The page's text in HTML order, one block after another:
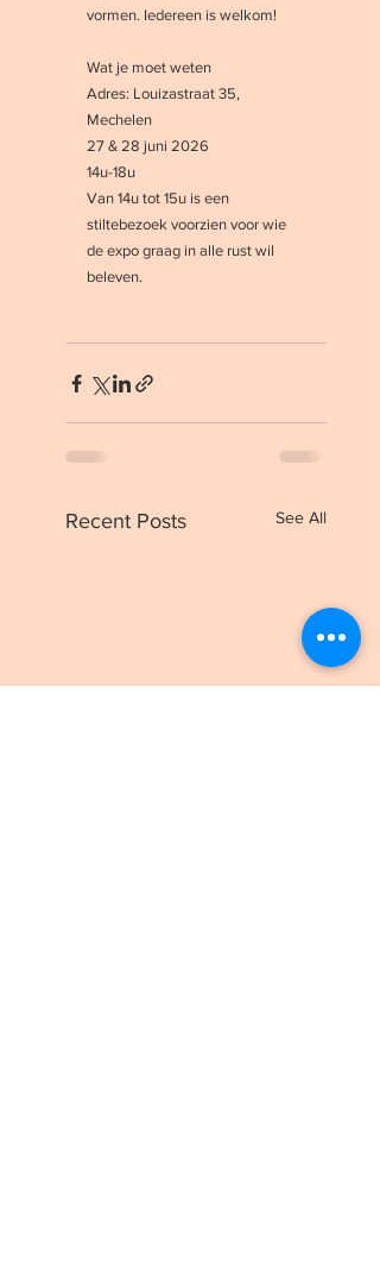
vormen. Iedereen is welkom!
Wat je moet weten
Adres: Louizastraat 35,
Mechelen
27 & 28 juni 2026
14u-18u
Van 14u tot 15u is een
stiltebezoek voorzien voor wie
de expo graag in alle rust wil
beleven.
Recent Posts See All